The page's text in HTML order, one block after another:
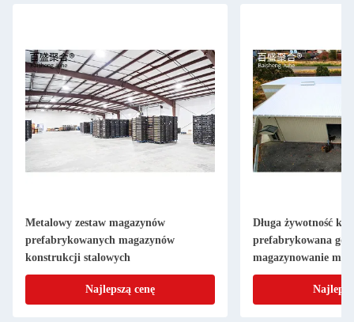
Metalowy zestaw magazynów
prefabrykowanych magazynów
konstrukcji stalowych
Najlepszą cenę
Długa żywotność
prefabrykowana
magazynowanie
budowlany zestawy